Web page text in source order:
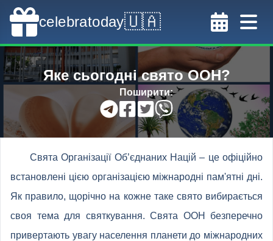
celebratoday🇺🇦
Яке сьогодні свято ООН?
Поширити:
Свята Організації Об’єднаних Націй – це офіційно
встановлені цією організацією міжнародні пам'ятні дні.
Як правило, щорічно на кожне таке свято вибирається
своя тема для святкування. Свята ООН безперечно
привертають увагу населення планети до міжнародних